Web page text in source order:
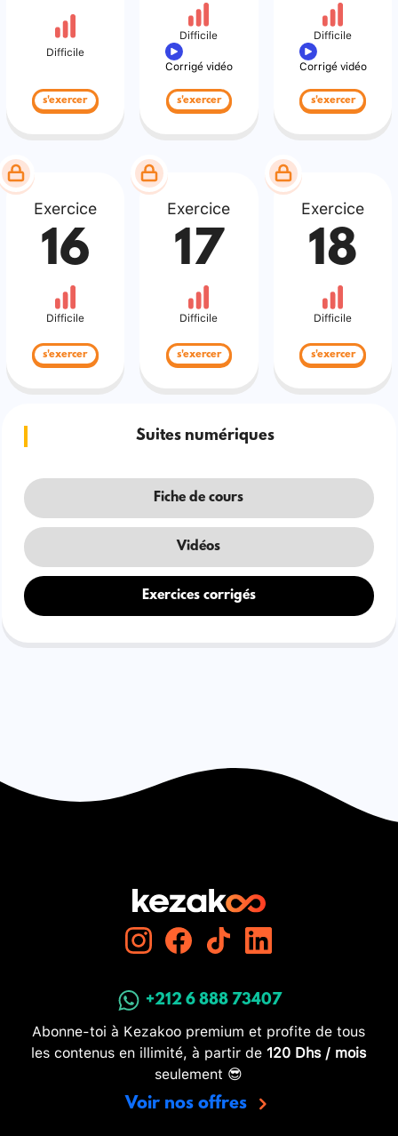
Difficile
s'exercer
Difficile
Corrigé vidéo
s'exercer
Difficile
Corrigé vidéo
s'exercer
Exercice
16
Difficile
s'exercer
Exercice
17
Difficile
s'exercer
Exercice
18
Difficile
s'exercer
Suites numériques
Fiche de cours
Vidéos
Exercices corrigés
+212 6 888 73407
Abonne-toi à Kezakoo premium et profite de tous
les contenus en illimité, à partir de 120 Dhs / mois
seulement 😎
Voir nos offres